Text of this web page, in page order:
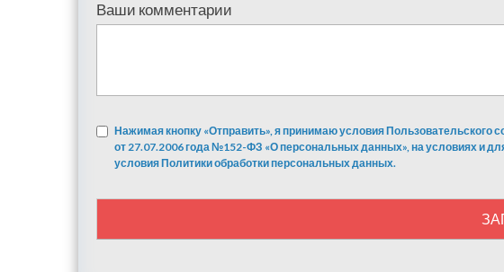
Ваши комментарии
Нажимая кнопку «Отправить», я принимаю условия
от 27.07.2006 года №152-ФЗ «О персональных данных», на условиях и
условия Политики обработки персональных данных.